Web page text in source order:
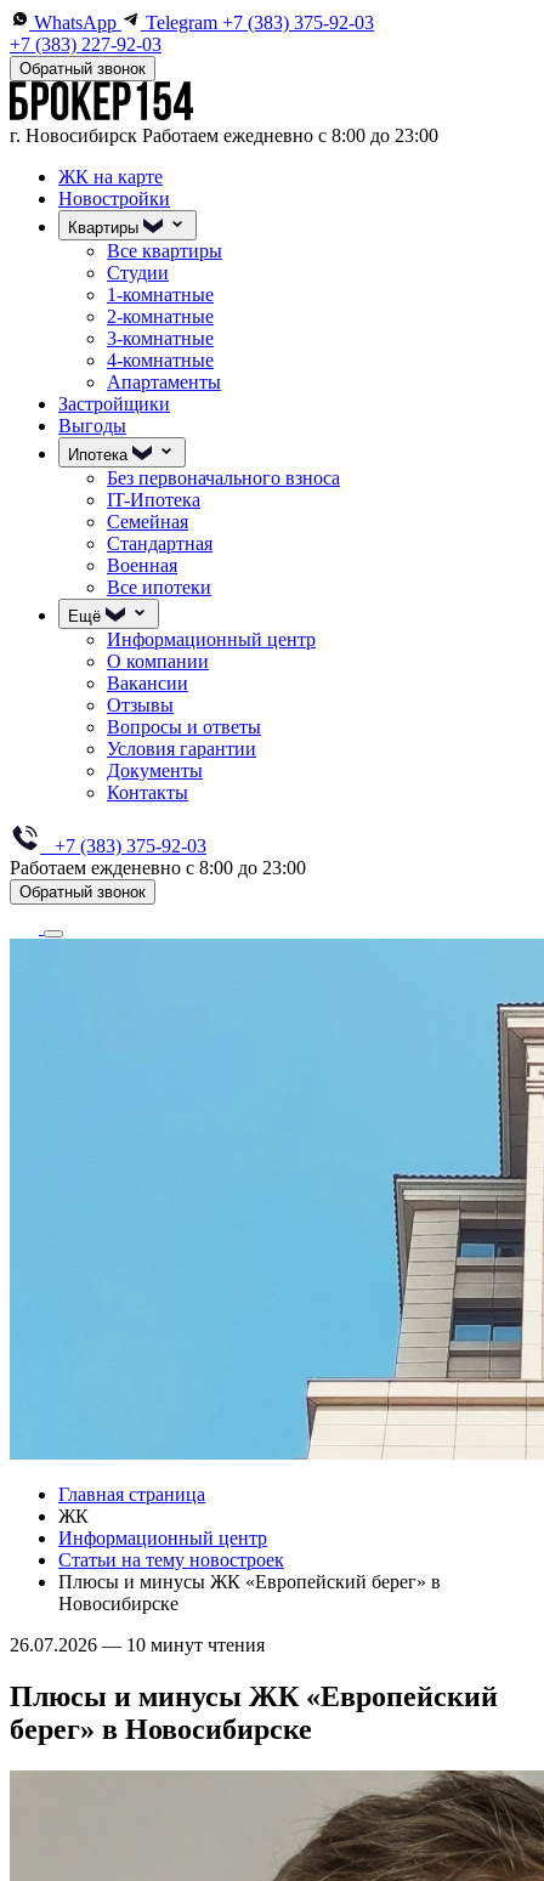
WhatsApp Telegram +7 (383) 375-92-03
+7 (383) 227-92-03
Обратный звонок
г. Новосибирск Работаем ежедневно с 8:00 до 23:00
ЖК на карте
Новостройки
Квартиры
Все квартиры
Студии
1-комнатные
2-комнатные
3-комнатные
4-комнатные
Апартаменты
Застройщики
Выгоды
Ипотека
Без первоначального взноса
IT-Ипотека
Семейная
Стандартная
Военная
Все ипотеки
Ещё
Информационный центр
О компании
Вакансии
Отзывы
Вопросы и ответы
Условия гарантии
Документы
Контакты
+7 (383) 375-92-03
Работаем ежденевно с 8:00 до 23:00
Обратный звонок
Главная страница
ЖК
Информационный центр
Статьи на тему новостроек
Плюсы и минусы ЖК «Европейский берег» в
Новосибирске
26.07.2026 — 10 минут чтения
Плюсы и минусы ЖК «Европейский
берег» в Новосибирске